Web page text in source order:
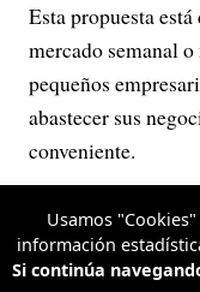
Esta propuesta
mercado semanal
pequeños
abastecer sus
conveniente.
supermercados en
Alquería y
Usamos
información
Si continúa